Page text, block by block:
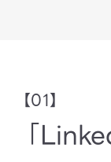
【01】
「